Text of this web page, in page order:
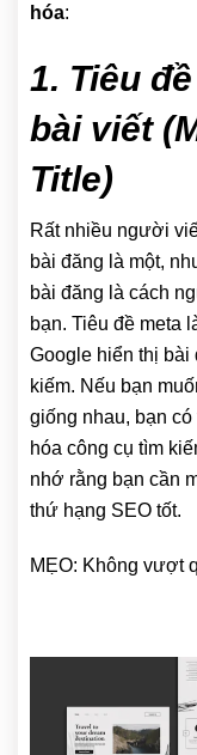
hóa:
1. Tiêu
bài viết
Title)
Rất nhiều người
bài đăng là một,
bài đăng là cách
bạn. Tiêu đề meta
Google hiển thị
kiếm. Nếu bạn
giống nhau, bạn
hóa công cụ tìm
nhớ rằng bạn cần
thứ hạng SEO tốt.
MẸO: Không vượt